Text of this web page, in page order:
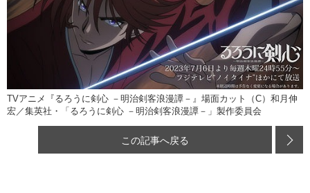
TVアニメ『るろうに剣心 －明治剣客浪漫譚－』場面カット（C）和月伸
宏／集英社・「るろうに剣心 －明治剣客浪漫譚－」製作委員会
この記事へ戻る